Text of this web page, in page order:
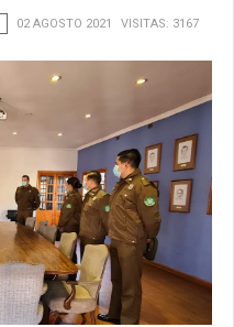
02 AGOSTO 2021 VISITAS: 3167